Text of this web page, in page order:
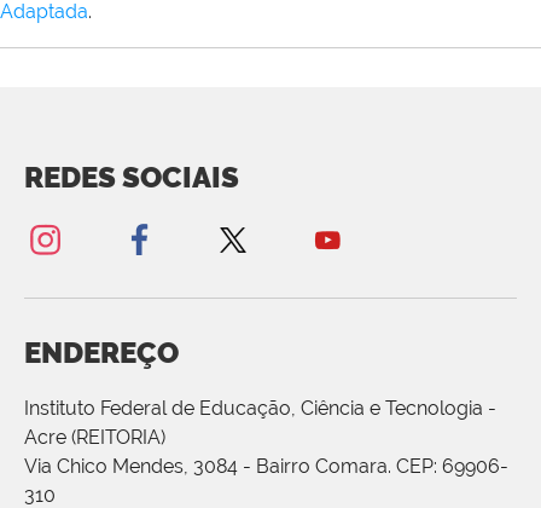
Adaptada.
REDES SOCIAIS
ENDEREÇO
Instituto Federal de Educação, Ciência e Tecnologia -
Acre (REITORIA)
Via Chico Mendes, 3084 - Bairro Comara. CEP: 69906-
310